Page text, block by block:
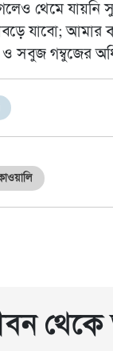
থেমে যায়নি
যাবো;
সবুজ গম্বুজের
থেকে